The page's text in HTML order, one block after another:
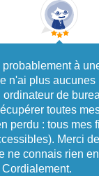
probablement à
n'ai plus aucunes
ordinateur de
toutes
perdu : tous mes
Merci
ne connais rien